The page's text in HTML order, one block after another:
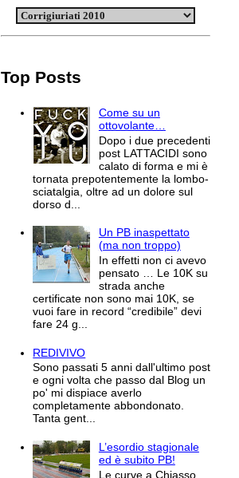
Top Posts
Come su un
ottovolante…
Dopo i due precedenti
post LATTACIDI sono
calato di forma e mi è
tornata prepotentemente la lombo-
sciatalgia, oltre ad un dolore sul
dorso d...
Un PB inaspettato
(ma non troppo)
In effetti non ci avevo
pensato … Le 10K su
strada anche
certificate non sono mai 10K, se
vuoi fare in record “credibile” devi
fare 24 g...
REDIVIVO
Sono passati 5 anni dall'ultimo post
e ogni volta che passo dal Blog un
po' mi dispiace averlo
completamente abbondonato.
Tanta gent...
L’esordio stagionale
ed è subito PB!
Le curve a Chiasso